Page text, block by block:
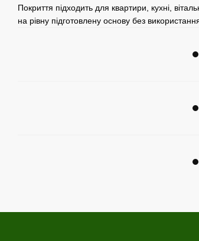
Покриття підходить для квартири, кухні,
на рівну підготовлену основу без